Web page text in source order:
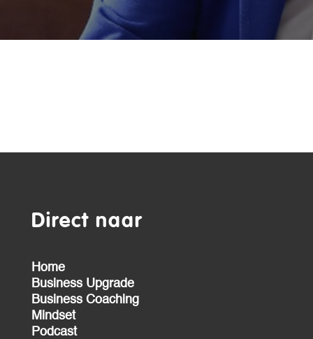
Direct naar
Home
Business Upgrade
Business Coaching
Mindset
Podcast